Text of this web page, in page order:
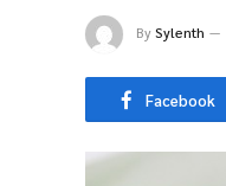
BySylenth
Facebook